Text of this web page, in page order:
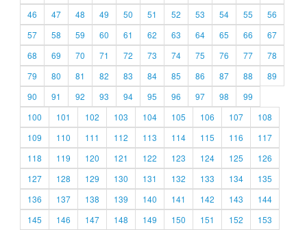
46
47 48 49 50 51 52 53 54 55
56
57
58 59 60 61 62 63 64 65 66
67
68
69 70 71 72 73 74 75 76 77
78
79
80 81 82 83 84 85 86 87 88
89
90
91 92 93 94 95 96 97 98
99
100
101 102 103 104 105 106 107
108
109
110 111 112 113 114 115 116
117
118
119 120 121 122 123 124 125
126
127
128 129 130 131 132 133 134
135
136
137 138 139 140 141 142 143
144
145
146 147 148 149 150 151 152
153